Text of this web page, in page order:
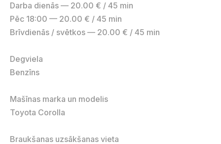
Darba dienās — 20.00 € / 45 min
Pēc 18:00 — 20.00 € / 45 min
Brīvdienās / svētkos — 20.00 € / 45 min
Degviela
Benzīns
Mašīnas marka un modelis
Toyota Corolla
Braukšanas uzsākšanas vieta